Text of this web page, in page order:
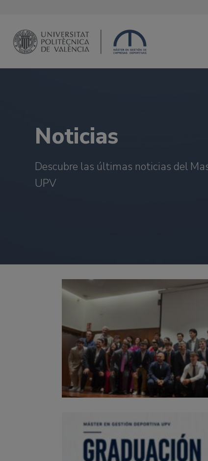
contenido
Noticias
Descubre las últimas noticias del
UPV